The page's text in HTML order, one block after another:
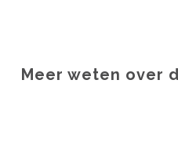
Meer weten over